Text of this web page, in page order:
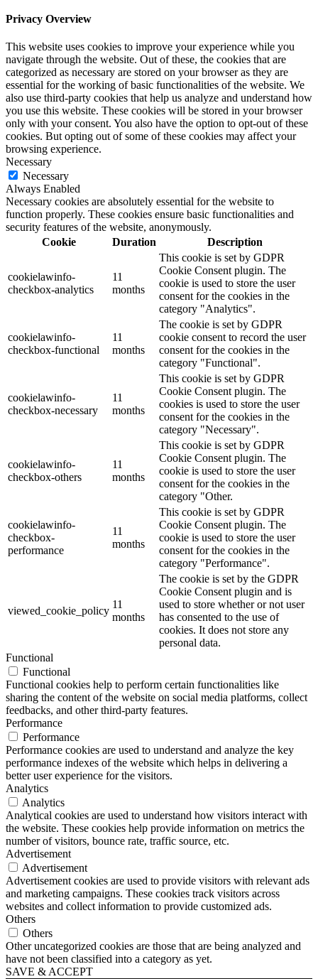
Privacy Overview
This website uses cookies to improve your experience while you
navigate through the website. Out of these, the cookies that are
categorized as necessary are stored on your browser as they are
essential for the working of basic functionalities of the website. We
also use third-party cookies that help us analyze and understand how
you use this website. These cookies will be stored in your browser
only with your consent. You also have the option to opt-out of these
cookies. But opting out of some of these cookies may affect your
browsing experience.
Necessary
Necessary
Always Enabled
Necessary cookies are absolutely essential for the website to
function properly. These cookies ensure basic functionalities and
security features of the website, anonymously.
Cookie
Duration Description
cookielawinfo-
checkbox-analytics
11
months
This cookie is set by GDPR
Cookie Consent plugin. The
cookie is used to store the user
consent for the cookies in the
category "Analytics".
cookielawinfo-
checkbox-functional
11
months
The cookie is set by GDPR
cookie consent to record the user
consent for the cookies in the
category "Functional".
cookielawinfo-
checkbox-necessary
11
months
This cookie is set by GDPR
Cookie Consent plugin. The
cookies is used to store the user
consent for the cookies in the
category "Necessary".
cookielawinfo-
checkbox-others
11
months
This cookie is set by GDPR
Cookie Consent plugin. The
cookie is used to store the user
consent for the cookies in the
category "Other.
cookielawinfo-
checkbox-
performance
11
months
This cookie is set by GDPR
Cookie Consent plugin. The
cookie is used to store the user
consent for the cookies in the
category "Performance".
viewed_cookie_policy
11
months
The cookie is set by the GDPR
Cookie Consent plugin and is
used to store whether or not user
has consented to the use of
cookies. It does not store any
personal data.
Functional
Functional
Functional cookies help to perform certain functionalities like
sharing the content of the website on social media platforms, collect
feedbacks, and other third-party features.
Performance
Performance
Performance cookies are used to understand and analyze the key
performance indexes of the website which helps in delivering a
better user experience for the visitors.
Analytics
Analytics
Analytical cookies are used to understand how visitors interact with
the website. These cookies help provide information on metrics the
number of visitors, bounce rate, traffic source, etc.
Advertisement
Advertisement
Advertisement cookies are used to provide visitors with relevant ads
and marketing campaigns. These cookies track visitors across
websites and collect information to provide customized ads.
Others
Others
Other uncategorized cookies are those that are being analyzed and
have not been classified into a category as yet.
SAVE & ACCEPT